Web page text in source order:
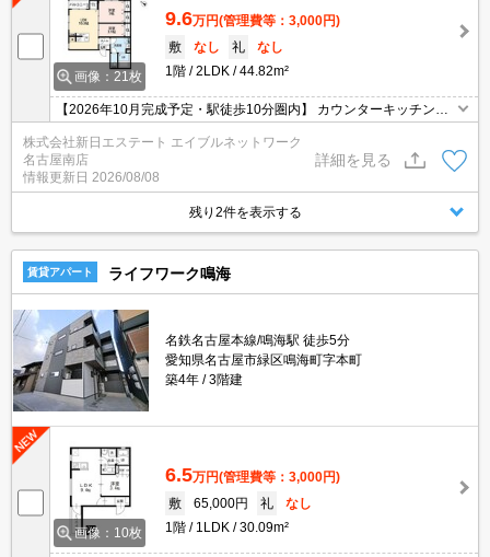
画像：21枚
9.6万円(管理費等：3,000円)
敷
なし 礼
なし
1階
2LDK 44.82m²
【2026年10月完成予定・駅徒歩10分圏内】 カウンターキッチンの
ある2LDK！ オートロック・宅配ボックス・防犯カメラ付きでセキ
ュリティも安心♪
株式会社新日エステート エイブルネットワーク
名古屋南店
情報更新日 2026/08/08
詳細を見る
残り2件を表示する
賃貸アパート ライフワーク鳴海
名鉄名古屋本線/鳴海駅 徒歩5分
愛知県名古屋市緑区鳴海町字本町
築4年
3階建
画像：10枚
6.5万円(管理費等：3,000円)
敷
65,000円 礼
なし
1階
1LDK 30.09m²